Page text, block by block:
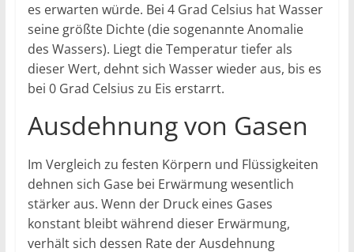
es erwarten würde. Bei 4 Grad Celsius hat Wasser
seine größte Dichte (die sogenannte Anomalie
des Wassers). Liegt die Temperatur tiefer als
dieser Wert, dehnt sich Wasser wieder aus, bis es
bei 0 Grad Celsius zu Eis erstarrt.
Ausdehnung von Gasen
Im Vergleich zu festen Körpern und Flüssigkeiten
dehnen sich Gase bei Erwärmung wesentlich
stärker aus. Wenn der Druck eines Gases
konstant bleibt während dieser Erwärmung,
verhält sich dessen Rate der Ausdehnung